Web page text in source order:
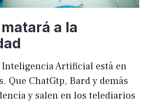
el
SEO
a la
Artificial está en
Que ChatGtp, Bard y demás
y salen en los telediarios